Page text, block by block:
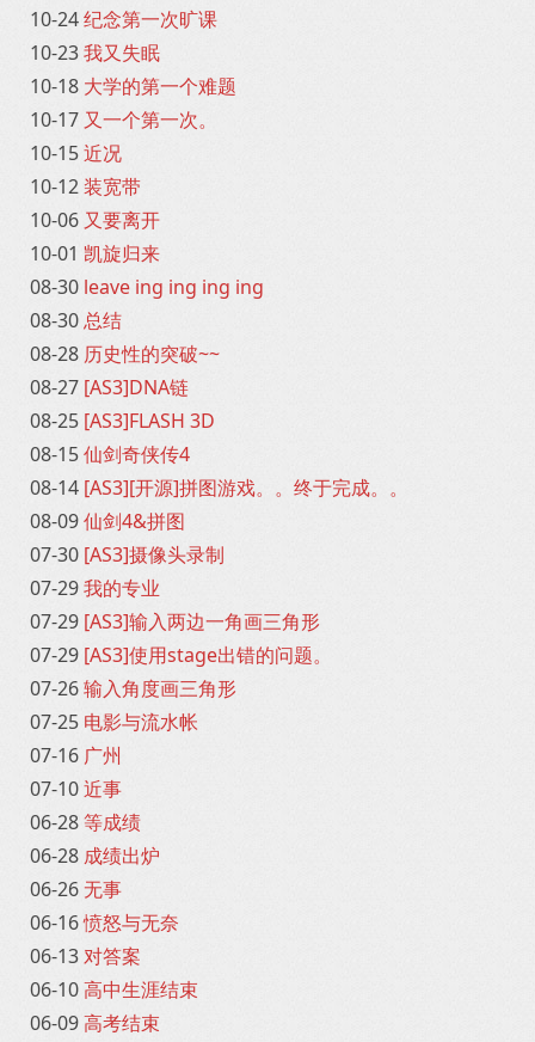
10-24纪念第一次旷课
10-23我又失眠
10-18 大学的第一个难题
10-17 又一个第一次。
10-15近况
10-12装宽带
10-06 又要离开
10-01 凯旋归来
08-30 leave ing ing ing ing
08-30总结
08-28 历史性的突破~~
08-27 [AS3]DNA链
08-25 [AS3]FLASH 3D
08-15仙剑奇侠传4
08-14 [AS3][开源]拼图游戏。。终于完成。。
08-09仙剑4&拼图
07-30 [AS3]摄像头录制
07-29我的专业
07-29 [AS3]输入两边一角画三角形
07-29 [AS3]使用stage出错的问题。
07-26输入角度画三角形
07-25 电影与流水帐
07-16 广州
07-10近事
06-28等成绩
06-28 成绩出炉
06-26无事
06-16愤怒与无奈
06-13对答案
06-10高中生涯结束
06-09高考结束